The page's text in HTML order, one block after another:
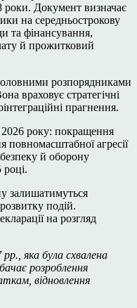
Документ визначає
на середньострокову
та фінансування,
й прожитковий
розпорядниками
враховує стратегічні
прагнення.
2026 року: покращення
повномасштабної агресії
й оборону
залишатимуться
подій.
на розгляд
яка була схвалена
розроблення
відновлення